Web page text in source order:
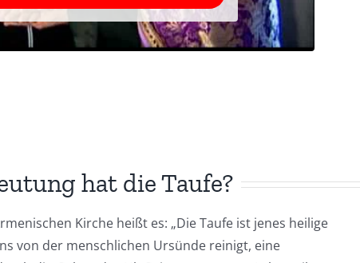
hat die Taufe?
Kirche heißt es: „Die Taufe ist jenes heilige
von der menschlichen Ursünde reinigt, eine